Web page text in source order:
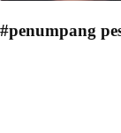
#penumpang